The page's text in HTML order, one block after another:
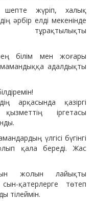
жүріп, халық
әрбір елді мекенінде
тұрақтылықты
білім мен жоғары
мамандыққа адалдықты
арқасында қазіргі
қызметтің іргетасы
үлгісі бүгінгі
қала береді. Жас
жолын лайықты
қатерлерге төтеп
тілеймін.